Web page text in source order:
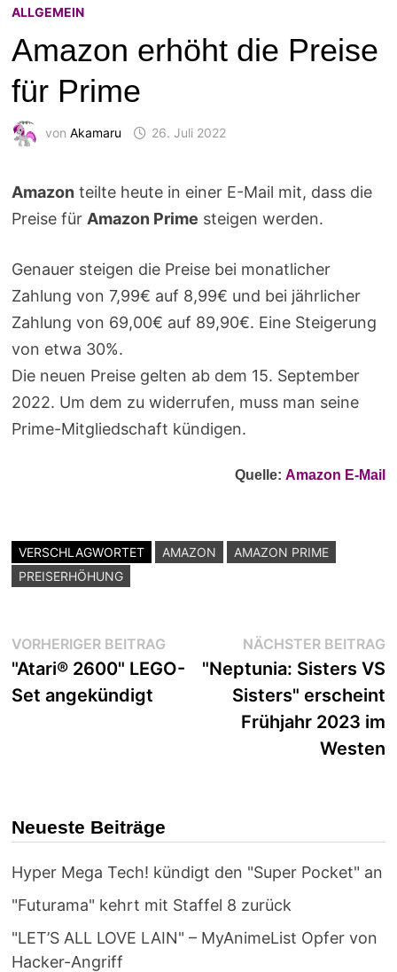
ALLGEMEIN
Amazon erhöht die Preise
für Prime
von Akamaru 26. Juli 2022
Amazon teilte heute in einer E-Mail mit, dass die
Preise für Amazon Prime steigen werden.
Genauer steigen die Preise bei monatlicher
Zahlung von 7,99€ auf 8,99€ und bei jährlicher
Zahlung von 69,00€ auf 89,90€. Eine Steigerung
von etwa 30%.
Die neuen Preise gelten ab dem 15. September
2022. Um dem zu widerrufen, muss man seine
Prime-Mitgliedschaft kündigen.
Quelle:Amazon E-Mail
VERSCHLAGWORTET AMAZON
AMAZON PRIME
PREISERHÖHUNG
Beitragsnavigation
VORHERIGER BEITRAGVorheriger
Beitrag:
"Atari® 2600" LEGO-
Set angekündigt
NÄCHSTER BEITRAG
"Neptunia: Sisters VS
Sisters" erscheint
Frühjahr 2023 im
Westen
Neueste Beiträge
Hyper Mega Tech! kündigt den "Super Pocket" an
"Futurama" kehrt mit Staffel 8 zurück
"LET’S ALL LOVE LAIN" – MyAnimeList Opfer von
Hacker-Angriff